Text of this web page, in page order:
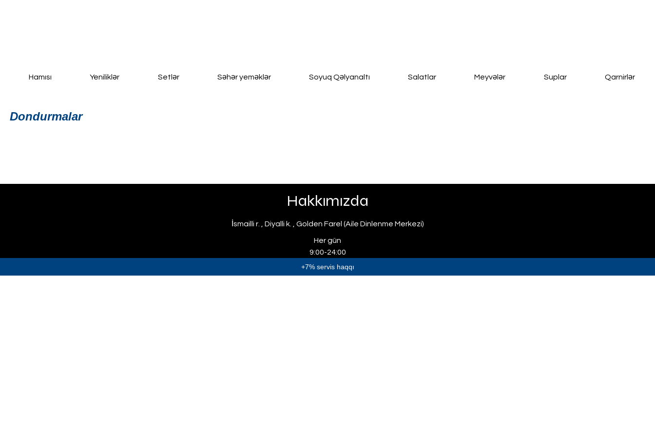
Hamısı Yeniliklər Setlər Səhər yeməklər Soyuq Qəlyanaltı Salatlar Meyvələr Suplar Qarnirlər
Dondurmalar
Hakkımızda
İsmailli r. , Diyalli k. , Golden Farel (Aile Dinlenme Merkezi)
Her gün
9:00-24:00
+7% servis haqqı